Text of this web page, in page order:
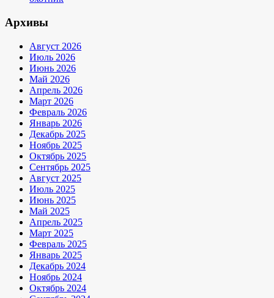
Архивы
Август 2026
Июль 2026
Июнь 2026
Май 2026
Апрель 2026
Март 2026
Февраль 2026
Январь 2026
Декабрь 2025
Ноябрь 2025
Октябрь 2025
Сентябрь 2025
Август 2025
Июль 2025
Июнь 2025
Май 2025
Апрель 2025
Март 2025
Февраль 2025
Январь 2025
Декабрь 2024
Ноябрь 2024
Октябрь 2024